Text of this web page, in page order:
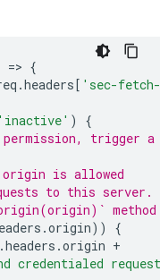
=> {
.headers [ 'sec-
'inactive' )
{
trigger a
is allowed
to this server.
.origin))
{
.headers .origin +
credentialed